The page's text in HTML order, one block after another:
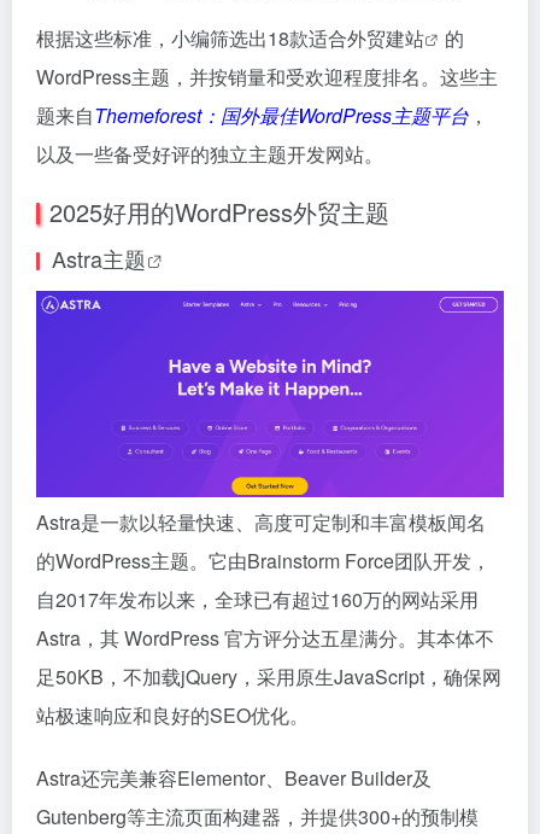
根据这些标准，小编筛选出18款适合外贸建站
的
WordPress主题，并按销量和受欢迎程度排名。这些主
题来自Themeforest：国外最佳WordPress主题平台 ，
以及一些备受好评的独立主题开发网站。
2025好用的WordPress外贸主题
Astra主题
Astra是一款以轻量快速、高度可定制和丰富模板闻名
的WordPress主题。它由Brainstorm Force团队开发，
自2017年发布以来，全球已有超过160万的网站采用
Astra，其 WordPress 官方评分达五星满分。其本体不
足50KB，不加载jQuery，采用原生JavaScript，确保网
站极速响应和良好的SEO优化。
Astra还完美兼容Elementor、Beaver Builder及
Gutenberg等主流页面构建器，并提供300+的预制模